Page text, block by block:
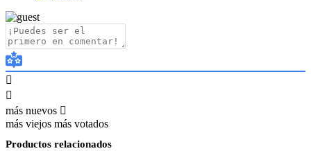
más nuevos
más viejos más votados
Productos relacionados